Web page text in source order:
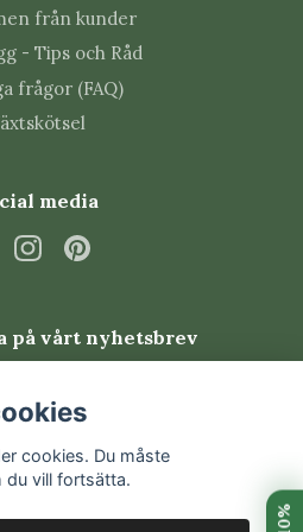
bladens undersidor
behandling tidigt vid
krukväxter, men blir
placeringen är varm och
bruna kanter?
från kunder
- Tips och Råd
frågor (FAQ)
media
på vårt nyhetsbrev
cookies. Du måste
du vill fortsätta.